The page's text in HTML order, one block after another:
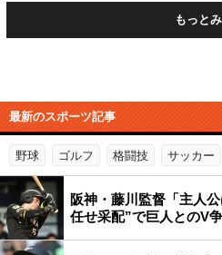
もっと
最新のスポーツ記事
野球 ゴルフ 格闘技 サッカー
阪神・藤川監督「主人
任せ采配”で巨人とのV